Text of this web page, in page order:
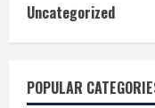
Uncategorized
POPULAR